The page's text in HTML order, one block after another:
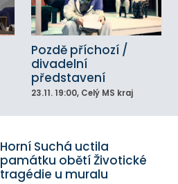
Pozdě příchozí /
divadelní
představení
23.11. 19:00, Celý MS kraj
Horní Suchá uctila
památku obětí Životické
tragédie u muralu